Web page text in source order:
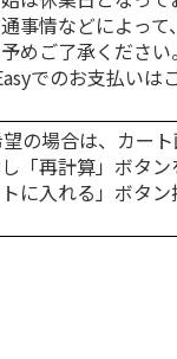
事情などによって
めご了承ください。
でのお支払いは
の場合は、カー
「再計算」ボタ
に入れる」ボタ